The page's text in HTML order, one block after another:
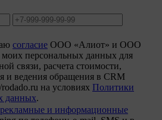
согласие ООО «Алиот» и ООО
моих персональных данных для
связи, расчета стоимости,
и ведения обращения в CRM
на условиях Политики
данных.
рекламные и информационные